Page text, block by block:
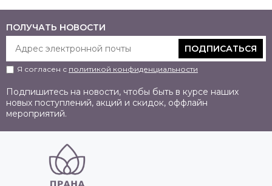
ПОЛУЧАТЬ НОВОСТИ
ПОДПИСАТЬСЯ
Я согласен с политикой конфиденциальности
Подпишитесь на новости, чтобы быть в курсе наших
новых поступлений, акций и скидок, оффлайн
мероприятий.